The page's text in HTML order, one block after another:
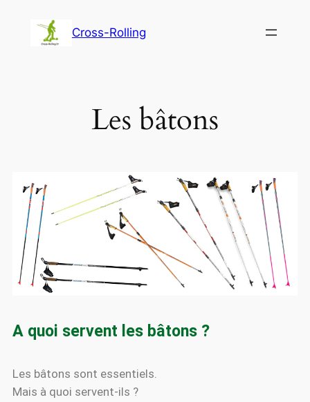
Cross-Rolling
Les bâtons
A quoi servent les bâtons ?
Les bâtons sont essentiels.
Mais à quoi servent-ils ?